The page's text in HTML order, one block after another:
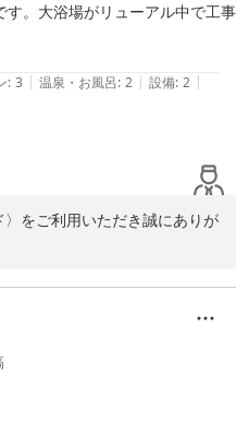
、貴重なご意見をいただきあ
いお茶をご提供できるよう、
として社内で共有させていた
う最高の褒め言葉を励みに、次
足いただけるよう努めてまい
。大浴場がリューアル中で工事
: 3 | 温泉・お風呂: 2 | 設備: 2 |
をご利用いただき誠にありが
コミをご投稿いただき、重ね
つきましてお褒めのお言葉を
利用いただけず、大変残念な
お詫び申し上げます。また、
に明確なご案内ができず、ご
を重ねてお詫び申し上げま